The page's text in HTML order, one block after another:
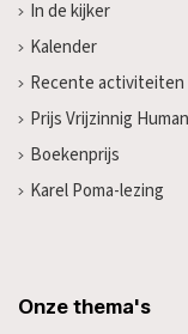
In de kijker
Kalender
Recente activiteiten
Prijs Vrijzinnig
Boekenprijs
Karel Poma-lezing
Onze thema's